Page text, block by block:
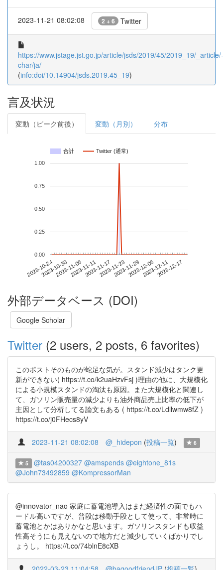
2023-11-21 08:02:08 2 + 6 Twitter
https://www.jstage.jst.go.jp/article/jsds/2019/45/2019_19/_article/-
char/ja/
(info:doi/10.14904/jsds.2019.45_19)
言及状況
変動（ピーク前後） 変動（月別） 分布
合計 Twitter (通常)
2023-10-242023-10-302023-11-052023-11-112023-11-172023-11-232023-11-292023-12-052023-12-112023-12-17
0.00
0.25
0.50
0.75
1.00
外部データベース (DOI)
Google Scholar
Twitter (2 users, 2 posts, 6 favorites)
このポストそのものが蛇足な気が。スタンド減少はタンク更
新ができない( https://t.co/k2uaHzvFsj )理由の他に、大規模化
による小規模スタンドの淘汰も原因。また大規模化と関連し
て、ガソリン販売量の減少よりも油外商品売上比率の低下が
主因として分析してる論文もある ( https://t.co/Ldllwmw8fZ )
https://t.co/j0FHecs8yV
2023-11-21 08:02:08 @_hidepon (投稿一覧) 6
5 @tas04200327 @amspends @eightone_81s
@John73492859 @KompressorMan
@innovator_nao 家庭に蓄電池導入はまだ経済性の面でもハ
ードル高いですが、普段は移動手段として使って、非常時に
蓄電池とかはありかなと思います。ガソリンスタンドも収益
性高そうにも見えないので地方だと減少していくばかりでし
ょうし。 https://t.co/74blnE8cXB